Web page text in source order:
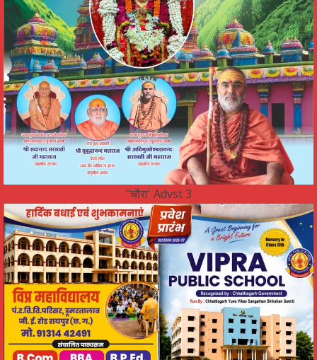
"चौरा' Advst 3